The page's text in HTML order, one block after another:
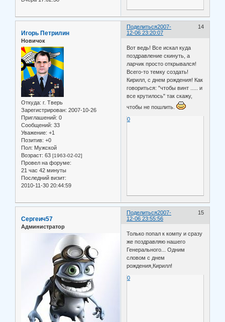
Поделиться 14
2007-
12-06 23:20:07
Игорь Петрилин
Новичок
Откуда: г. Тверь
Зарегистрирован: 2007-10-26
Приглашений: 0
Сообщений: 33
Уважение: +1
Позитив: +0
Пол: Мужской
Возраст: 63 [1963-02-02]
Провел на форуме:
21 час 42 минуты
Последний визит:
2010-11-30 20:44:59
Вот ведь! Все искал куда
поздравление скинуть, а
ларчик просто открывался!
Всего-то темку создать!
Кирилл, с днем рождения! Как
говориться: "чтобы винт ..... и
все крутилось" так скажу,
чтобы не пошлить.
0
Поделиться 15
2007-
12-06 23:55:56
Сергеич57
Администратор
Только попал к компу и сразу
же поздравляю нашего
Генерального... Одним
словом с днем
рождения,Кирилл!
0